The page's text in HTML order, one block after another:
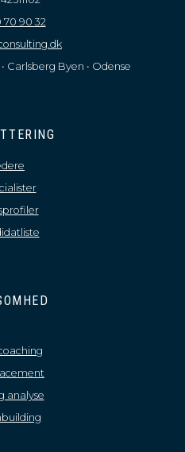
70 90 32
Carlsberg Byen • Odense
analyse